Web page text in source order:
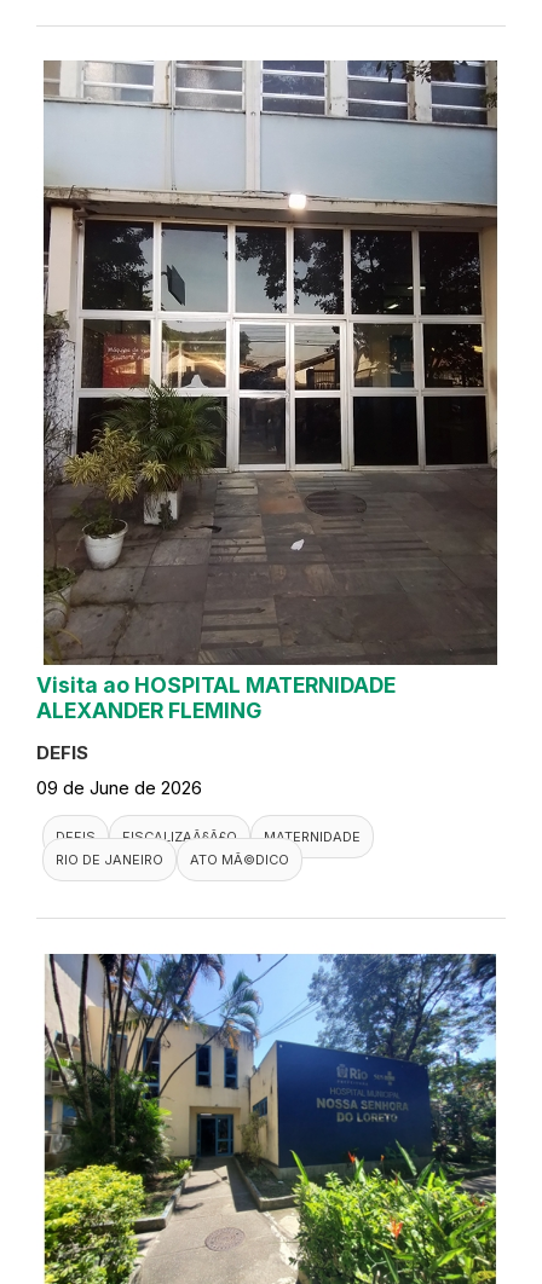
Visita ao HOSPITAL MATERNIDADE
ALEXANDER FLEMING
DEFIS
09 de June de 2026
DEFIS FISCALIZAÃ§Ã£O
MATERNIDADE
RIO DE JANEIRO
ATO MÃ©DICO